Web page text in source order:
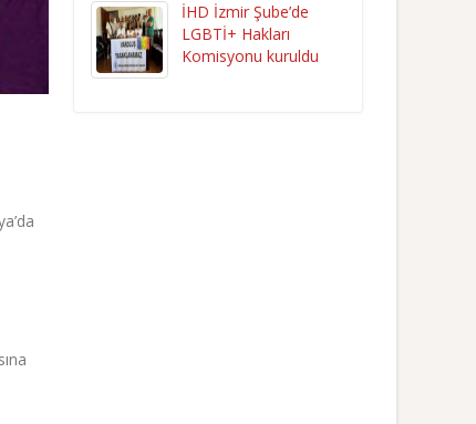
İHD İzmir Şube’de
LGBTİ+ Hakları
Komisyonu kuruldu